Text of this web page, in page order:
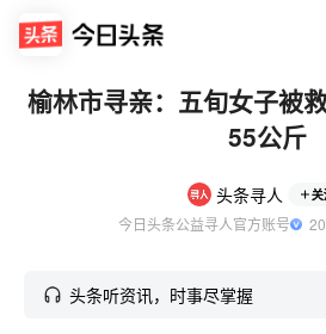
榆林市寻亲：五旬女子被
55公斤
头条寻人
今日头条公益寻人官方账号
头条听资讯，时事尽掌握